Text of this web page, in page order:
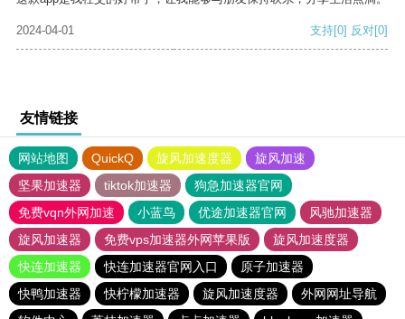
2024-04-01 支持[0] 反对[0]
友情链接
网站地图 QuickQ 旋风加速度器
旋风加速
坚果加速器
tiktok加速器
狗急加速器官网
免费vqn外网加速
小蓝鸟 优途加速器官网
风驰加速器
旋风加速器
免费vps加速器外网苹果版
旋风加速度器
快连加速器
快连加速器官网入口
原子加速器
快鸭加速器
快柠檬加速器 旋风加速度器
外网网址导航